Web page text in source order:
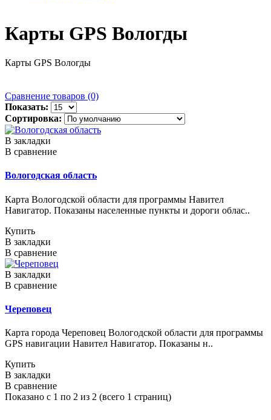
Карты GPS Вологды
Карты GPS Вологды
Сравнение товаров (0)
Показать:
Сортировка:
В закладки
В сравнение
Вологодская область
Карта Вологодской области для программы Навител
Навигатор. Показаны населенные пункты и дороги облас..
Купить
В закладки
В сравнение
В закладки
В сравнение
Череповец
Карта города Череповец Вологодской области для программы
GPS навигации Навител Навигатор. Показаны н..
Купить
В закладки
В сравнение
Показано с 1 по 2 из 2 (всего 1 страниц)